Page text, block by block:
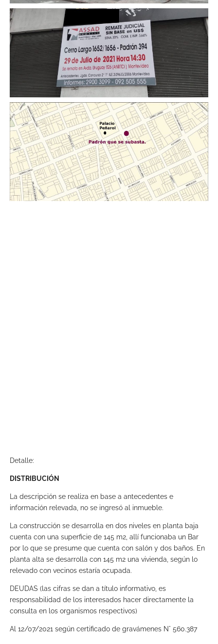
Detalle:
DISTRIBUCIÓN
La descripción se realiza en base a antecedentes e
información relevada, no se ingresó al inmueble.
La construcción se desarrolla en dos niveles en planta baja
cuenta con una superficie de 145 m2, allí funcionaba un Bar
por lo que se presume que cuenta con salón y dos baños. En
planta alta se desarrolla con 145 m2 una vivienda, según lo
relevado con vecinos estaría ocupada.
DEUDAS (las cifras se dan a título informativo, es
responsabilidad de los interesados hacer directamente la
consulta en los organismos respectivos)
Al 12/07/2021 según certificado de gravámenes N° 560.387